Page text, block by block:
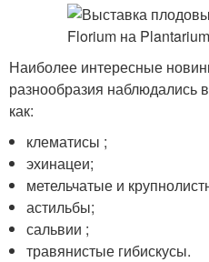
Наиболее интересные
разнообразия наблюдались
как:
клематисы ;
эхинацеи;
метельчатые и
астильбы;
сальвии ;
травянистые гибискусы.